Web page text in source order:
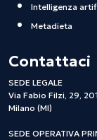
Intelligenza
Metadieta
Contattaci
SEDE LEGALE
Via Fabio Filzi, 29,
Milano (MI)
SEDE OPERATIVA